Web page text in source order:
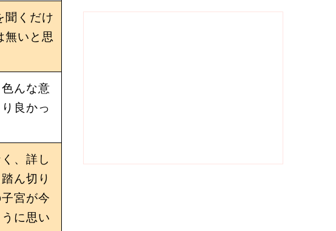
聞くだけ
無いと思
んな意
良かっ
、詳し
ん切り
宮が今
に思い